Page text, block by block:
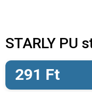
STARLY PU
291 Ft